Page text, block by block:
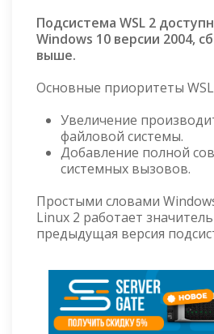
Подсистема WSL 2
Windows 10 версии 2004,
выше.
Основные приоритеты WSL
Увеличение
файловой системы.
Добавление полной
системных вызовов.
Простыми словами
Linux 2 работает
предыдущая версия